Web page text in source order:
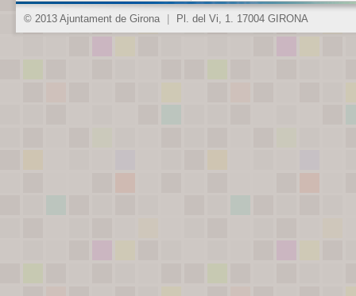
© 2013 Ajuntament de Girona Pl. del Vi, 1. 17004 GIRONA